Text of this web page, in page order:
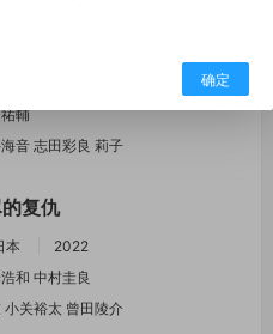
輔
音 志田彩良 莉子
复仇
本
2022
和 中村圭良
小关裕太 曾田陵介
确定